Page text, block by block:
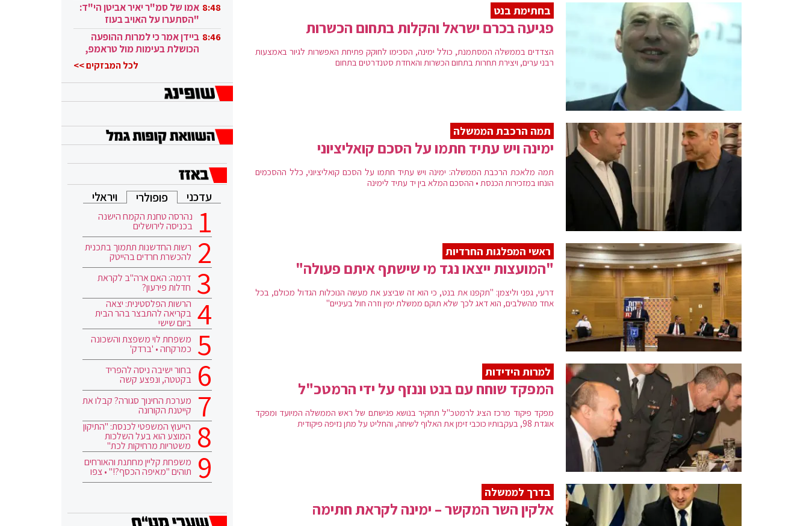
בחתימת בנט
פגיעה בכרם ישראל והקלות בתחום הכשרות
הצדדים בממשלה המסתמנת, כולל ימינה, הסכימו לחוקק פתיחת האפשרות לגיור באמצעות
רבני ערים, ויצירת תחרות בתחום הכשרות והאחדת סטנדרטים בתחום
תמה הרכבת הממשלה
ימינה ויש עתיד חתמו על הסכם קואליציוני
תמה מלאכת הרכבת הממשלה: ימינה ויש עתיד חתמו על הסכם קואליציוני, כלל ההסכמים
הונחו במזכירות הכנסת • ההסכם המלא בין יד עתיד לימינה
ראשי המפלגות החרדיות
"המועצות ייצאו נגד מי שישתף איתם פעולה"
דרעי, גפני וליצמן: "תקפנו את בנט, כי הוא זה שביצע את מעשה הנוכלות הגדול מכולם, בכל
אחד מהשלבים, הוא דאג לכך שלא תוקם ממשלת ימין וזרה חול בעיניים"
למרות הידידות
המפקד שוחח עם בנט וננזף על ידי הרמטכ"ל
מפקד פיקוד מרכז הציג לרמטכ"ל תחקיר בנושא פגישתם של ראש הממשלה המיועד ומפקד
אוגדת 98, בעקבותיו כוכבי זימן את האלוף לשיחה, והחליט על מתן נזיפה פיקודית
בדרך לממשלה
אלקין השר המקשר – ימינה לקראת חתימה
8:48 אמו של סמ"ר יאיר אביטן הי"ד:
"הסתערו על האויב בעוז
ובגבורה" 8:46 ביידן אמר כי למרות ההופעה
הכושלת בעימות מול טראמפ,
לכל המבזקים >>
עדכני פופולרי ויראלי
נהרסה טחנת הקמח הישנה
בכניסה לירושלים
רשות החדשנות תתמוך בתכנית
להכשרת חרדים בהייטק
דרמה: האם ארה"ב לקראת
חדלות פירעון?
הרשות הפלסטינית: יצאה
בקריאה להתבצר בהר הבית
ביום שישי
משפחת לוי משפצת והשכונה
כמרקחה • 'ברדק'
בחור ישיבה ניסה להפריד
בקטטה, ונפצע קשה
מערכת החינוך סגורה? קבלו את
קייטנת הקורונה
הייעוץ המשפטי לכנסת: "התיקון
המוצע הוא בעל השלכות
משטריות מרחיקות לכת"
משפחת קליין מחתנת והאורחים
תוהים "מאיפה הכסף?!" • צפו